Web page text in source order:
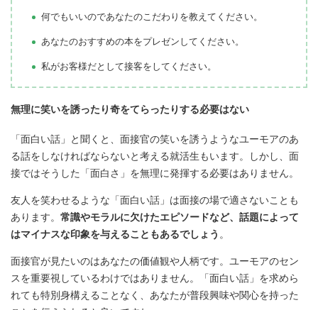
何でもいいのであなたのこだわりを教えてください。
あなたのおすすめの本をプレゼンしてください。
私がお客様だとして接客をしてください。
無理に笑いを誘ったり奇をてらったりする必要はない
「面白い話」と聞くと、面接官の笑いを誘うようなユーモアのあ
る話をしなければならないと考える就活生もいます。しかし、面
接ではそうした「面白さ」を無理に発揮する必要はありません。
友人を笑わせるような「面白い話」は面接の場で適さないことも
あります。 常識やモラルに欠けたエピソードなど、話題によって
はマイナスな印象を与えることもあるでしょう 。
面接官が見たいのはあなたの価値観や人柄です。ユーモアのセン
スを重要視しているわけではありません。「面白い話」を求めら
れても特別身構えることなく、あなたが普段興味や関心を持った